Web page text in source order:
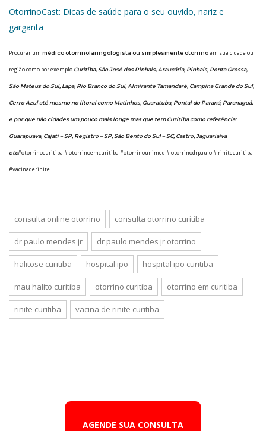
OtorrinoCast: Dicas de saúde para o seu ouvido, nariz e
garganta
Procurar um médico otorrinolaringologista ou simplesmente otorrinoem sua cidade ou
região como por exemplo Curitiba, Sāo José dos Pinhais, Araucária, Pinhais, Ponta Grossa,
São Mateus do Sul, Lapa, Rio Branco do Sul, Almirante Tamandaré, Campina Grande do Sul,
Cerro Azul até mesmo no litoral como Matinhos, Guaratuba, Pontal do Paraná, Paranaguá,
e por que não cidades um pouco mais longe mas que tem Curitiba como referência:
Guarapuava, Cajati – SP, Registro – SP, São Bento do Sul – SC, Castro, Jaguariaíva
etc#otorrinocuritiba # otorrinoemcuritiba #otorrinounimed # otorrinodrpaulo # rinitecuritiba
#vacinaderinite
consulta online otorrino consulta otorrino curitiba
dr paulo mendes jr dr paulo mendes jr otorrino
halitose curitiba hospital ipo hospital ipo curitiba
mau halito curitiba otorrino curitiba otorrino em curitiba
rinite curitiba vacina de rinite curitiba
AGENDE SUA CONSULTA